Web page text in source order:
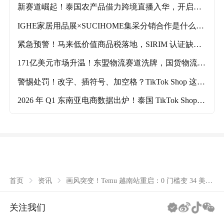
新赛道崛起！泰国农产品借力跨境直播入华，开启外
IGHE家居用品展×SUCIHOME集采分销合作是什么？
紧急预警！马来低价值商品税落地，SIRIM 认证缺失
171亿美元市场升温！东盟物流赛道洗牌，国货物流强
警惕处罚！改字、插符号、加空格？TikTok Shop 这类
2026 年 Q1 东南亚电商数据出炉！泰国 TikTok Shop
首页 资讯
画风突变！Temu 越南站重启：0 门槛变 34 美
关注我们